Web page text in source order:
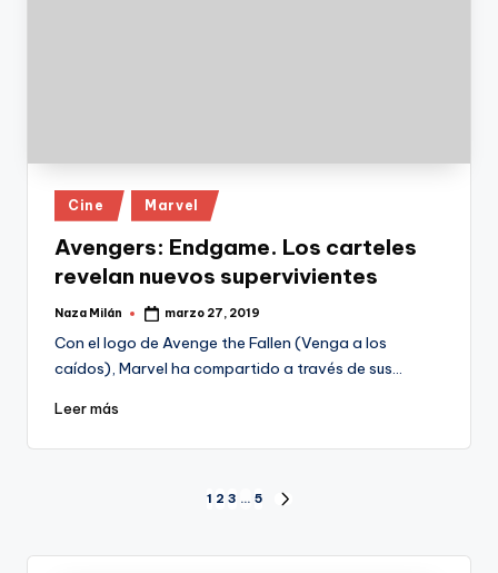
Publicado
en
Cine Marvel
Avengers: Endgame. Los carteles
revelan nuevos supervivientes
Publicado
Naza Milán marzo 27, 2019
Con el logo de Avenge the Fallen (Venga a los
caídos), Marvel ha compartido a través de sus…
Leer más
Paginación
de
1 2 3 … 5